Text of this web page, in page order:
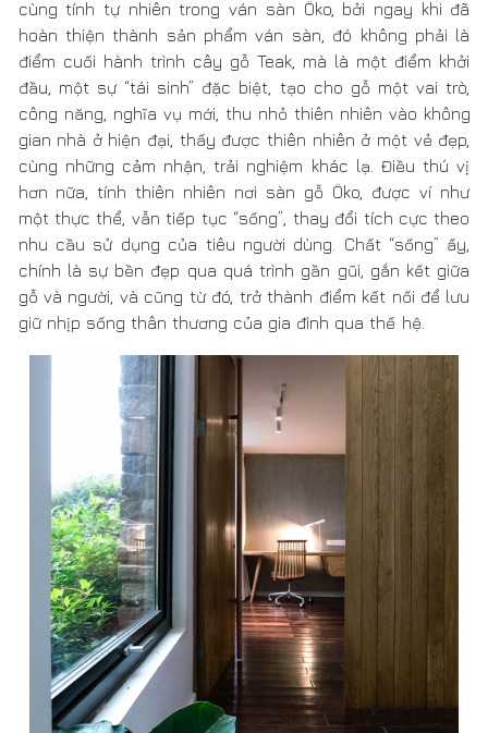
Xu hướng sống xanh song hành cùng tính tự nhiên trong
ván sàn Öko
Vẻ đẹp tự nhiên trong ván sàn Öko thêm tỏa sáng, nhờ
ứng dụng yếu tố chế tác gỗ là sự phối hợp hoàn hảo
của kỹ thuật, dây chuyền sản xuất hiện đại, với công
nghệ nhập khẩu từ Đức, cùng tay nghề và tính chi tiết
của nghề mộc thủ công truyền thống Việt. Từng mảnh
ván sàn Öko được hình thành từ những phân lớp đan
xen, chồng chéo, tạo thành hệ khóa vững chắc, đảm bảo
ổn định, không bị co ngót, biến dạng, cong vênh trong